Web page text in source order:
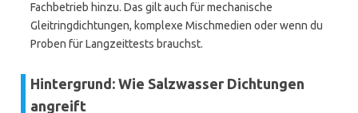
Fachbetrieb hinzu. Das gilt auch für mechanische
Gleitringdichtungen, komplexe Mischmedien oder wenn du
Proben für Langzeittests brauchst.
Hintergrund: Wie Salzwasser Dichtungen
angreift